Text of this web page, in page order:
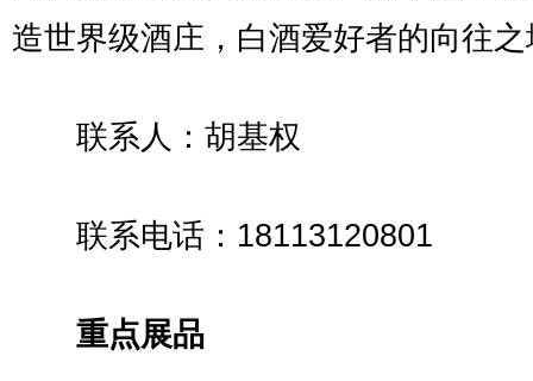
造世界级酒庄，白酒爱好者的向往
联系人：胡基权
联系电话：18113120801
重点展品